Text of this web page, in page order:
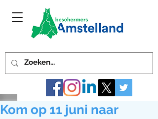
Kom op 11 juni naar